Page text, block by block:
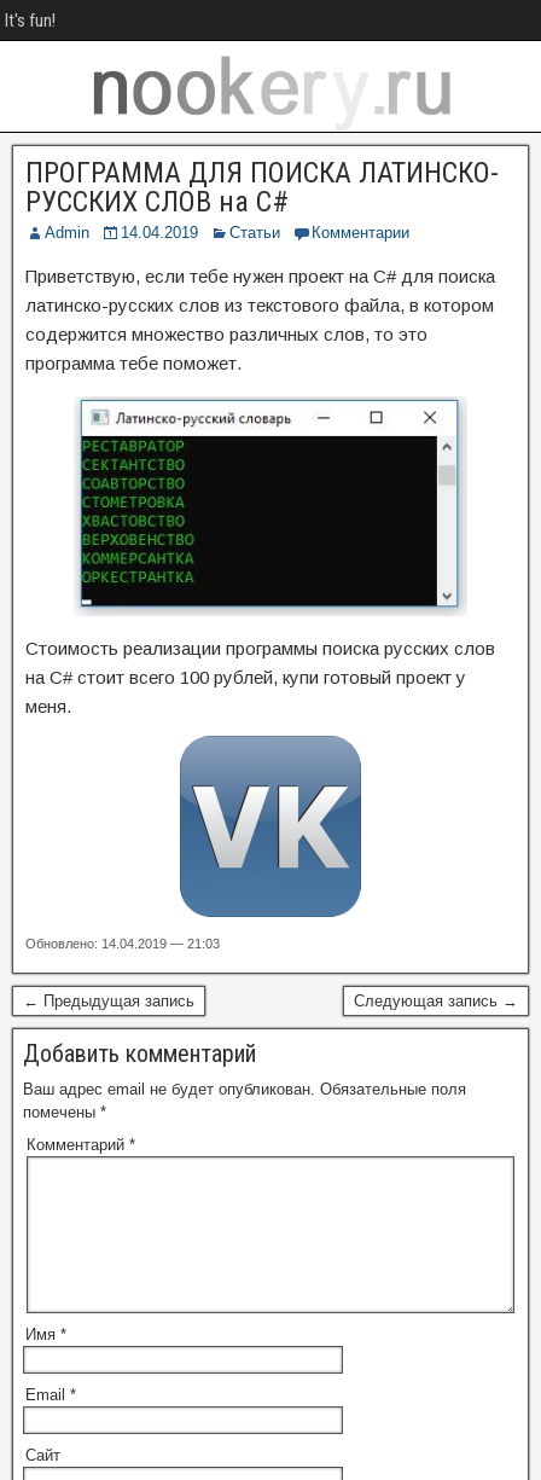
It's fun!
ПРОГРАММА ДЛЯ ПОИСКА ЛАТИНСКО-
РУССКИХ СЛОВ на C#
Admin 14.04.2019 Статьи Комментарии
Приветствую, если тебе нужен проект на C# для поиска
латинско-русских слов из текстового файла, в котором
содержится множество различных слов, то это
программа тебе поможет.
Стоимость реализации программы поиска русских слов
на C# стоит всего 100 рублей, купи готовый проект у
меня.
Обновлено: 14.04.2019 — 21:03
← Предыдущая запись Следующая запись →
Добавить комментарий
Ваш адрес email не будет опубликован. Обязательные поля
помечены *
Комментарий *
Имя *
Email *
Сайт